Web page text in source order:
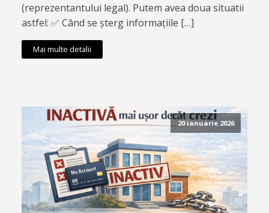
(reprezentantului legal). Putem avea doua situatii
astfel: ✅ Când se șterg informațiile […]
Mai multe detalii
20 ianuarie 2026